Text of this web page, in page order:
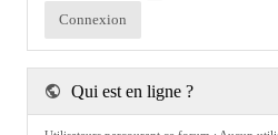
Qui est en ligne ?